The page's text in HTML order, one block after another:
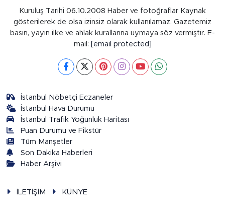
Kuruluş Tarihi 06.10.2008 Haber ve fotoğraflar Kaynak
gösterilerek de olsa izinsiz olarak kullanılamaz. Gazetemiz
basın, yayın ilke ve ahlak kurallarına uymaya söz vermiştir. E-
mail: [email protected]
İstanbul Nöbetçi Eczaneler
İstanbul Hava Durumu
İstanbul Trafik Yoğunluk Haritası
Puan Durumu ve Fikstür
Tüm Manşetler
Son Dakika Haberleri
Haber Arşivi
İLETİŞİM KÜNYE